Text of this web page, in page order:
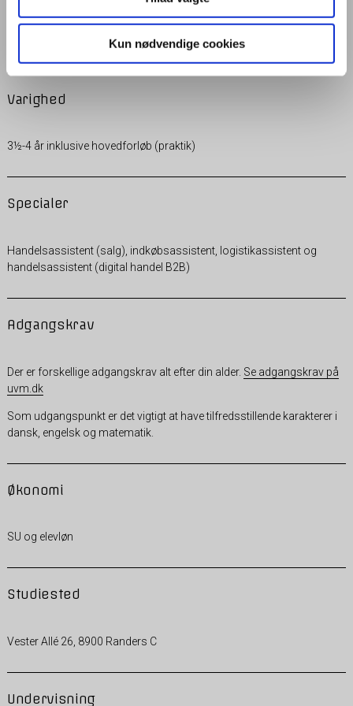
Kun nødvendige cookies
Se opstartsdatoer GF1
Se opstartsdatoer GF2
Varighed
3½-4 år inklusive hovedforløb (praktik)
Specialer
Handelsassistent (salg), indkøbsassistent, logistikassistent og
handelsassistent (digital handel B2B)
Adgangskrav
Der er forskellige adgangskrav alt efter din alder. Se adgangskrav på
uvm.dk
Som udgangspunkt er det vigtigt at have tilfredsstillende karakterer i
dansk, engelsk og matematik.
Økonomi
SU og elevløn
Studiested
Vester Allé 26, 8900 Randers C
Undervisning